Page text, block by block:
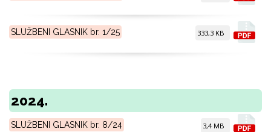
SLUŽBENI GLASNIK br. 1/25 333,3 KB
2024.
SLUŽBENI GLASNIK br. 8/24 3,4 MB